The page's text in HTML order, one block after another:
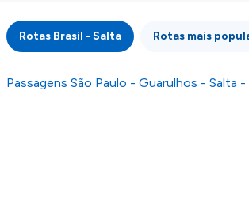
integridade ou pela precisão da
publicada, por isso verifique com
as condições no website do
fazer uma reserva. Para mais
os nossosTermos e Condições.
Rotas Brasil - Salta Rotas mais
Passagens São Paulo - Guarulhos - Salta